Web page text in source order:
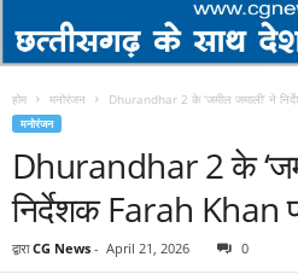
होम मनोरंजन Dhurandhar 2 के ‘जमील जमाली’ ने
मनोरंजन
Dhurandhar 2 के
निर्देशक Farah Khan
द्वारा CG News - April 21, 2026 0